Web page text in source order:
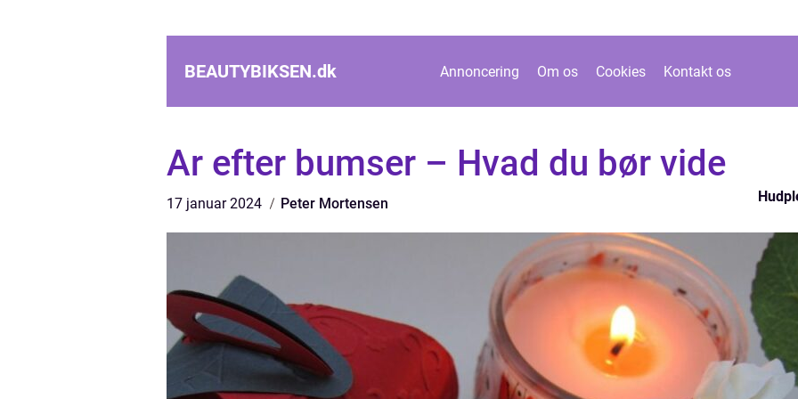
BEAUTYBIKSEN.dk Annoncering Om os Cookies Kontakt os
Ar efter bumser – Hvad du bør vide
17 januar 2024 Peter Mortensen